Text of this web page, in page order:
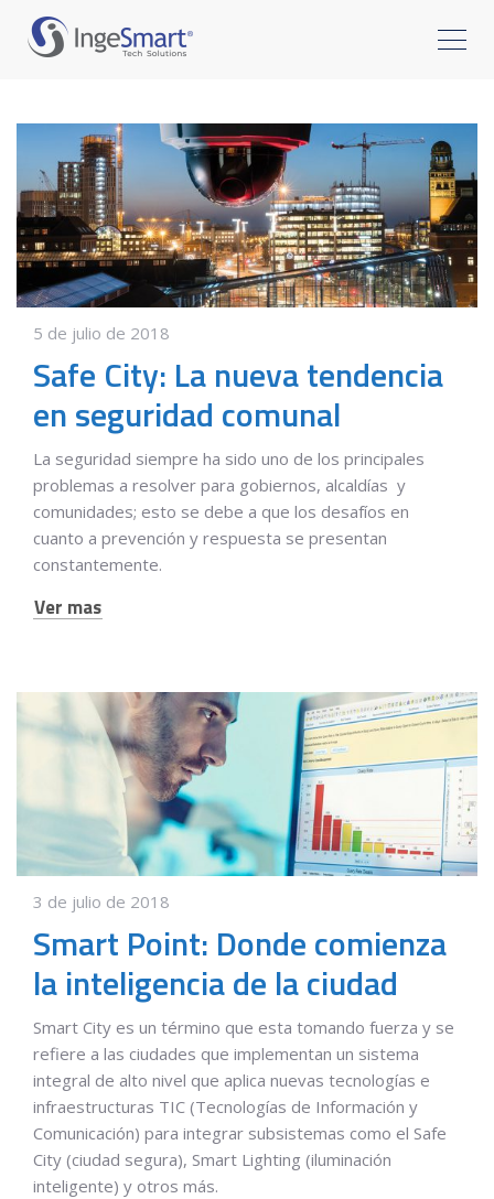
5 de julio de 2018
Safe City: La nueva tendencia
en seguridad comunal
La seguridad siempre ha sido uno de los principales
problemas a resolver para gobiernos, alcaldías y
comunidades; esto se debe a que los desafíos en
cuanto a prevención y respuesta se presentan
constantemente.
Ver mas
3 de julio de 2018
Smart Point: Donde comienza
la inteligencia de la ciudad
Smart City es un término que esta tomando fuerza y se
refiere a las ciudades que implementan un sistema
integral de alto nivel que aplica nuevas tecnologías e
infraestructuras TIC (Tecnologías de Información y
Comunicación) para integrar subsistemas como el Safe
City (ciudad segura), Smart Lighting (iluminación
inteligente) y otros más.